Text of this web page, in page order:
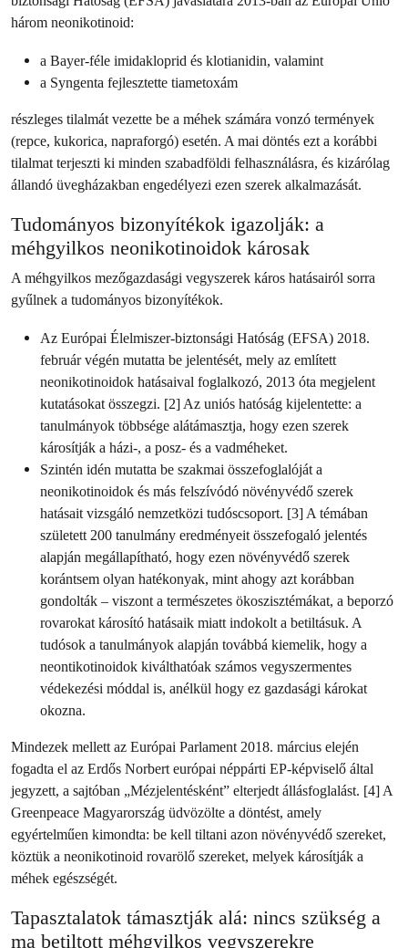
három neonikotinoid:
a Bayer-féle imidakloprid és klotianidin, valamint
a Syngenta fejlesztette tiametoxám
részleges tilalmát vezette be a méhek számára vonzó termények
(repce, kukorica, napraforgó) esetén. A mai döntés ezt a korábbi
tilalmat terjeszti ki minden szabadföldi felhasználásra, és kizárólag
állandó üvegházakban engedélyezi ezen szerek alkalmazását.
Tudományos bizonyítékok igazolják: a
méhgyilkos neonikotinoidok károsak
A méhgyilkos mezőgazdasági vegyszerek káros hatásairól sorra
gyűlnek a tudományos bizonyítékok.
Az Európai Élelmiszer-biztonsági Hatóság (EFSA) 2018.
február végén mutatta be jelentését, mely az említett
neonikotinoidok hatásaival foglalkozó, 2013 óta megjelent
kutatásokat összegzi. [2] Az uniós hatóság kijelentette: a
tanulmányok többsége alátámasztja, hogy ezen szerek
károsítják a házi-, a posz- és a vadméheket.
Szintén idén mutatta be szakmai összefoglalóját a
neonikotinoidok és más felszívódó növényvédő szerek
hatásait vizsgáló nemzetközi tudóscsoport. [3] A témában
született 200 tanulmány eredményeit összefogaló jelentés
alapján megállapítható, hogy ezen növényvédő szerek
korántsem olyan hatékonyak, mint ahogy azt korábban
gondolták – viszont a természetes ökoszisztémákat, a beporzó
rovarokat károsító hatásaik miatt indokolt a betiltásuk. A
tudósok a tanulmányok alapján továbbá kiemelik, hogy a
neontikotinoidok kiválthatóak számos vegyszermentes
védekezési móddal is, anélkül hogy ez gazdasági károkat
okozna.
Mindezek mellett az Európai Parlament 2018. március elején
fogadta el az Erdős Norbert európai néppárti EP-képviselő által
jegyzett, a sajtóban „Mézjelentésként” elterjedt állásfoglalást. [4] A
Greenpeace Magyarország üdvözölte a döntést, amely
egyértelműen kimondta: be kell tiltani azon növényvédő szereket,
köztük a neonikotinoid rovarölő szereket, melyek károsítják a
méhek egészségét.
Tapasztalatok támasztják alá: nincs szükség a
ma betiltott méhgyilkos vegyszerekre